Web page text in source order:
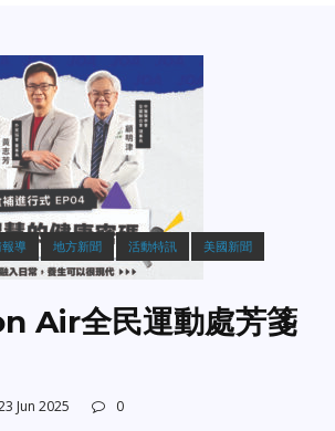
導 地方新聞 活動特訊 美國新聞
Air全民運動處芳箋
Jun 2025 0